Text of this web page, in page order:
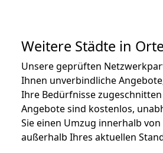
Weitere Städte in
Unsere geprüften
Ihnen unverbindliche
Ihre Bedürfnisse
Angebote sind kostenlos,
Sie einen Umzug innerhalb
außerhalb Ihres aktuellen